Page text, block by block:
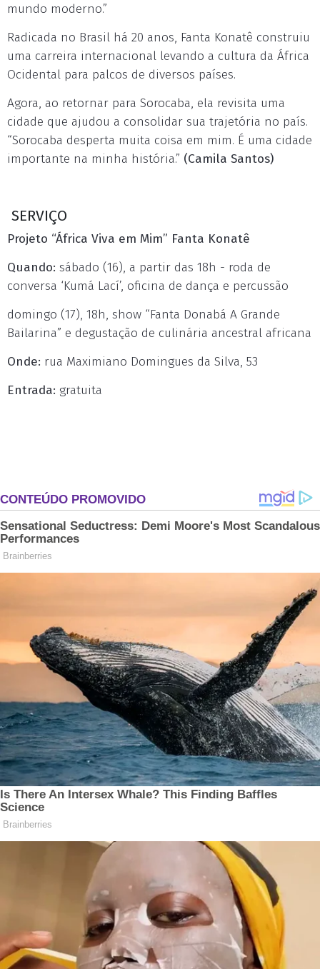
mundo moderno.”
Radicada no Brasil há 20 anos, Fanta Konatê construiu
uma carreira internacional levando a cultura da África
Ocidental para palcos de diversos países.
Agora, ao retornar para Sorocaba, ela revisita uma
cidade que ajudou a consolidar sua trajetória no país.
“Sorocaba desperta muita coisa em mim. É uma cidade
importante na minha história.” (Camila Santos)
SERVIÇO
Projeto “África Viva em Mim” Fanta Konatê
Quando: sábado (16), a partir das 18h - roda de
conversa ‘Kumá Lací’, oficina de dança e percussão
domingo (17), 18h, show “Fanta Donabá A Grande
Bailarina” e degustação de culinária ancestral africana
Onde: rua Maximiano Domingues da Silva, 53
Entrada: gratuita